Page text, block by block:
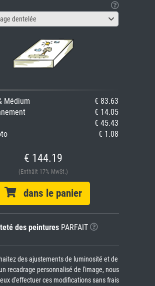
dentelée
Médium
€ 83.63
€ 14.05
€ 45.43
€ 1.08
€ 144.19
(Enthält 17% MwSt.)
dans le panier
des peinturesPARFAIT
des ajustements de luminosité et de
recadrage personnalisé de l'image, nous
d'effectuer ces modifications sans frais